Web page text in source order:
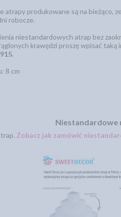
atrapy produkowane są na bieżąco,
robocze.
niestandardowych atrap bez
krawędzi proszę wpisać
8 cm
Niestandardowe
Zobacz jak zamówić